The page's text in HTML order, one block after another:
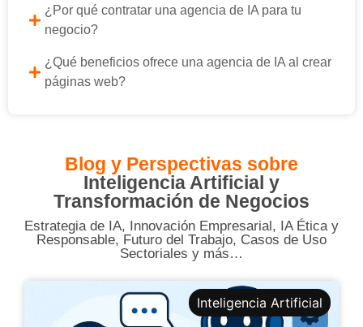
¿Por qué contratar una agencia de IA para tu
negocio?
¿Qué beneficios ofrece una agencia de IA al crear
páginas web?
Blog y Perspectivas sobre
Inteligencia Artificial y
Transformación de Negocios
Estrategia de IA, Innovación Empresarial, IA Ética y
Responsable, Futuro del Trabajo, Casos de Uso
Sectoriales y más…
Inteligencia Artificial